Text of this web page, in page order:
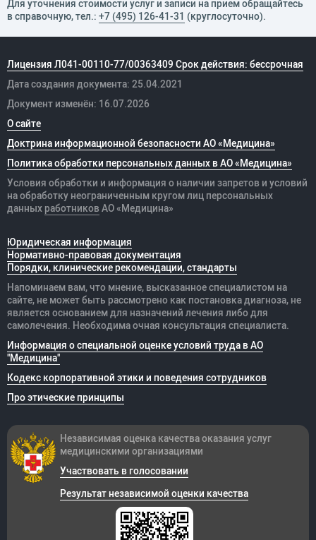
квалификации «Факоэмульсификация» (ФГБОУДПО
«Институт повышения квалификации
Для уточнения стоимости услуг и записи на прием обращайтесь
в справочную, тел.: +7 (495) 126-41-31 (круглосуточно).
Лицензия Л041-00110-77/00363409 Срок действия: бессрочная
Дата создания документа: 25.04.2021
Документ изменён: 16.07.2026
О сайте
Доктрина информационной безопасности АО «Медицина»
Политика обработки персональных данных в АО «Медицина»
Условия обработки и информация о наличии запретов и условий
на обработку неограниченным кругом лиц персональных
данных работников АО «Медицина»
Юридическая информация
Нормативно-правовая документация
Порядки, клинические рекомендации, стандарты
Напоминаем вам, что мнение, высказанное специалистом на
сайте, не может быть рассмотрено как постановка диагноза, не
является основанием для назначений лечения либо для
самолечения. Необходима очная консультация специалиста.
Информация о специальной оценке условий труда в АО
"Медицина"
Кодекс корпоративной этики и поведения сотрудников
Про этические принципы
Независимая оценка качества оказания услуг
медицинскими организациями
Участвовать в голосовании
Результат независимой оценки качества